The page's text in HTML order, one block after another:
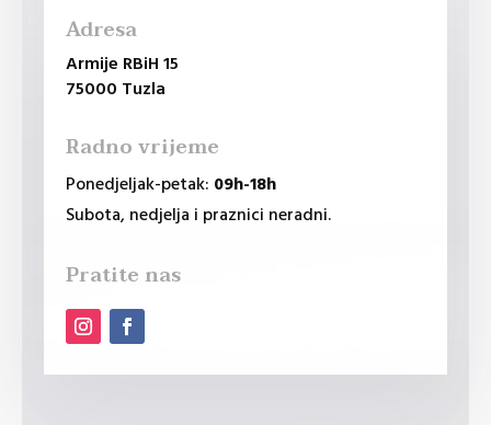
Adresa
Armije RBiH 15
75000 Tuzla
Radno vrijeme
Ponedjeljak-petak: 09h-18h
Subota, nedjelja i praznici neradni.
Pratite nas